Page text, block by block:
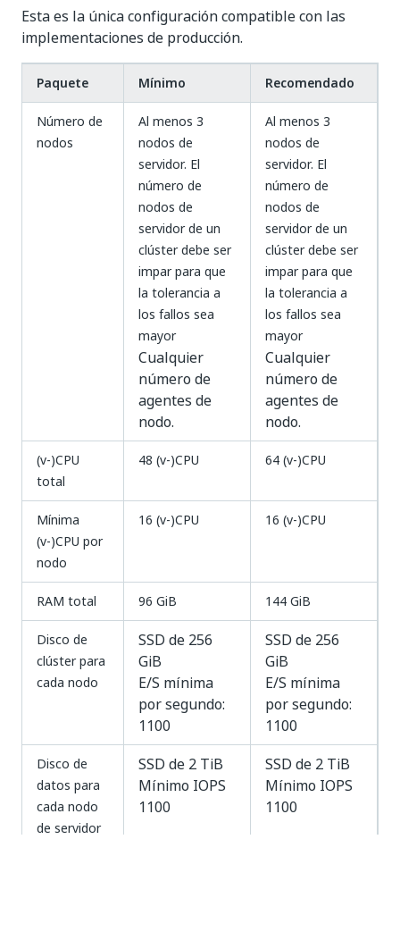
Esta es la única configuración compatible con las
implementaciones de producción.
Paquete Mínimo Recomendado
Número de
nodos
Al menos 3
nodos de
servidor. El
número de
nodos de
servidor de un
clúster debe ser
impar para que
la tolerancia a
los fallos sea
mayor
Cualquier
número de
agentes de
nodo.
Al menos 3
nodos de
servidor. El
número de
nodos de
servidor de un
clúster debe ser
impar para que
la tolerancia a
los fallos sea
mayor
Cualquier
número de
agentes de
nodo.
(v-)CPU
total
48 (v-)CPU 64 (v-)CPU
Mínima
(v-)CPU por
nodo
16 (v-)CPU 16 (v-)CPU
RAM total 96 GiB 144 GiB
Disco de
clúster para
cada nodo
SSD de 256
GiB
E/S mínima
por segundo:
1100
SSD de 256
GiB
E/S mínima
por segundo:
1100
Disco de
datos para
cada nodo
de servidor
SSD de 2 TiB
Mínimo IOPS
1100
SSD de 2 TiB
Mínimo IOPS
1100